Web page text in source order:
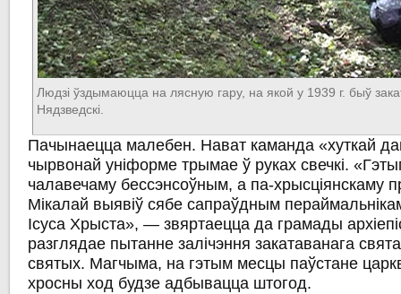
Людзі ўздымаюцца на лясную гару, на якой у 1939 г. быў
Нядзведскі.
Пачынаецца малебен. Нават каманда «хуткай
чырвонай уніформе трымае ў руках свечкі.
чалавечаму бессэнсоўным, а па-хрысціянскаму
Мікалай выявіў сябе сапраўдным
Ісуса Хрыста», — звяртаецца да грамады
разглядае пытанне залічэння закатаванага
святых. Магчыма, на гэтым месцы паўстане
хросны ход будзе адбывацца штогод.